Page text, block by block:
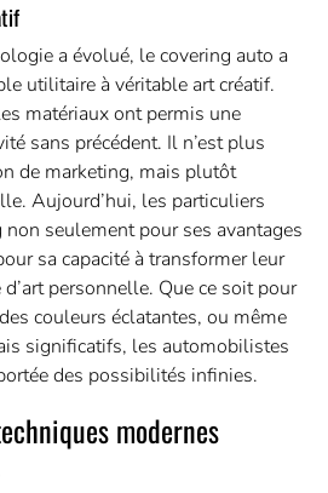
a évolué, le covering auto a
utilitaire à véritable art créatif.
matériaux ont permis une
sans précédent. Il n’est plus
de marketing, mais plutôt
Aujourd’hui, les particuliers
seulement pour ses avantages
sa capacité à transformer leur
personnelle. Que ce soit pour
couleurs éclatantes, ou même
significatifs, les automobilistes
des possibilités infinies.
modernes